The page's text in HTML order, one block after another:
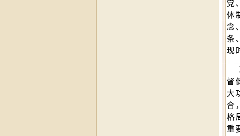
党
体
念
条
现
督
大
合
格
重